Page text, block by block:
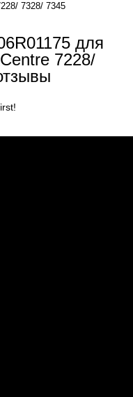
7328/ 7345
для
7228/